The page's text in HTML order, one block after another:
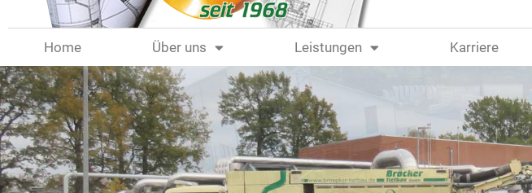
Home Über uns Leistungen Karriere